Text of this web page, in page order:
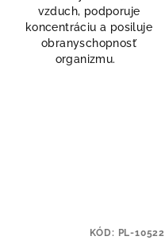
vzduch, podporuje
koncentráciu a posiluje
obranyschopnosť
organizmu.
KÓD: PL-10522